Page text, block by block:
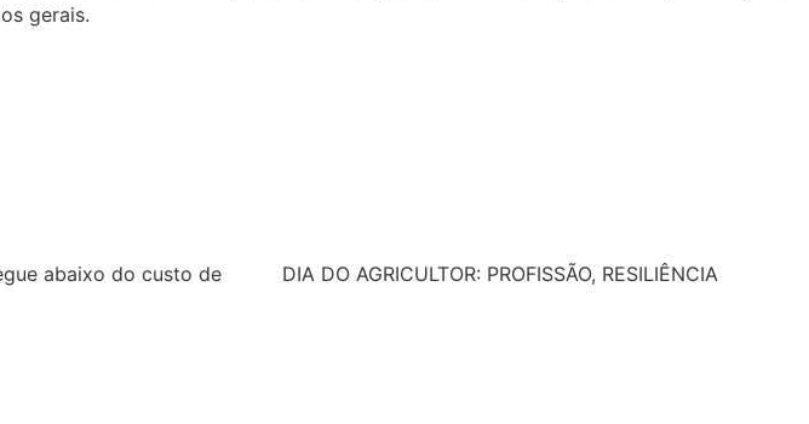
gerais.
abaixo do custo de
DIA DO AGRICULTOR: PROFISSÃO, RESILIÊNCIA